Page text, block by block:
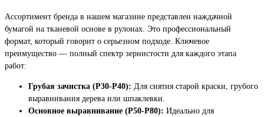
Ассортимент бренда в нашем магазине представлен наждачной
бумагой на тканевой основе в рулонах. Это профессиональный
формат, который говорит о серьезном подходе. Ключевое
преимущество — полный спектр зернистости для каждого этапа
работ:
Грубая зачистка (Р30-Р40): Для снятия старой краски, грубого
выравнивания дерева или шпаклевки.
Основное выравнивание (Р50-Р80): Идеально для